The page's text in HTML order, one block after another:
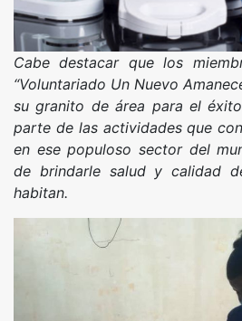
Cabe destacar que los
“Voluntariado Un Nuevo
su granito de área para el
parte de las actividades que
en ese populoso sector del
de brindarle salud y calidad
habitan.